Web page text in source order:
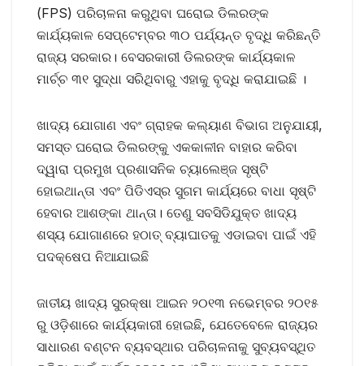
(FPS) ପରିଚାଳନା କରୁଥିବା ଘରୋଇ ଡିଲରଙ୍କ
କାର୍ଯ୍ୟକାଳ ସେପ୍ଟେମ୍ବର ୩୦ ପର୍ଯ୍ୟନ୍ତ ବୃଦ୍ଧି କରିଛନ୍ତି
ରାଜ୍ୟ ସରକାର। ବେସରକାରୀ ଡିଲରଙ୍କ କାର୍ଯ୍ୟକାଳ
ମାର୍ଚ୍ଚ ୩୧ ସୁଦ୍ଧା ସରିଥିବାରୁ ଏହାକୁ ବୃଦ୍ଧି କରାଯାଇଛି ।
ଖାଦ୍ୟ ଯୋଗାଣ ଏବଂ ଗ୍ରାହକ କଲ୍ୟାଣ ବିଭାଗ ଅନୁଯାୟୀ,
ସମସ୍ତ ଘରୋଇ ଡିଲରଙ୍କୁ ଏକକାଳୀନ ବାହାର କରିବା
ଦ୍ୱାରା ପ୍ରମୁଖ ପ୍ରଶାସନିକ ଚ୍ୟାଲେଞ୍ଜ ସୃଷ୍ଟି
ହୋଇଥାନ୍ତା ଏବଂ ପିଡିଏସ୍‌ର ସୁଗମ କାର୍ଯ୍ୟରେ ବାଧା ସୃଷ୍ଟି
ହେବାର ଆଶଙ୍କା ଥାନ୍ତା। ତେଣୁ ସବସିଡିଯୁକ୍ତ ଖାଦ୍ୟ
ଶସ୍ୟ ଯୋଗାଣରେ ହଠାତ୍ ବ୍ୟାଘାତକୁ ଏଡାଇବା ପାଇଁ ଏହି
ପଦକ୍ଷେପ ନିଆଯାଇଛି
ଜାତୀୟ ଖାଦ୍ୟ ସୁରକ୍ଷା ଆଇନ ୨୦୧୩ ନଭେମ୍ବର ୨୦୧୫
ରୁ ଓଡ଼ିଶାରେ କାର୍ଯ୍ୟକାରୀ ହୋଇଛି, ଯେତେବେଳେ ରାଜ୍ୟର
ସାଧାରଣ ବଣ୍ଟନ ବ୍ୟବସ୍ଥାର ପରିଚାଳନାକୁ ସୁବ୍ୟବସ୍ଥିତ